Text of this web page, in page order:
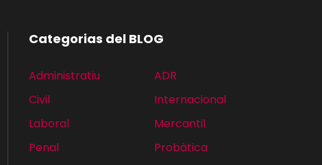
Categorias del BLOG
Administratiu
ADR
Civil
Internacional
Laboral
Mercantil
Penal
Probàtica